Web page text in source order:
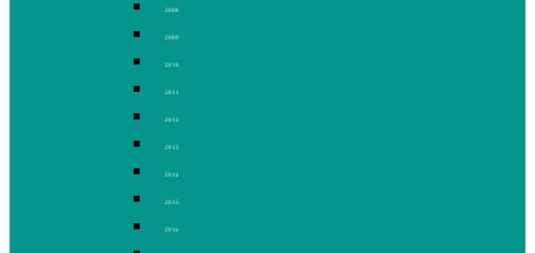
2008
2009
2010
2011
2012
2013
2014
2015
2016